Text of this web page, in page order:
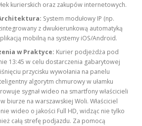
kurierskich oraz zakupów internetowych.
System modułowy IP (np.
z dwukierunkową automatyką
mobilną na systemy iOS/Android.
w Praktyce: Kurier podjeżdża pod
13:45 w celu dostarczenia gabarytowej
przycisku wywołania na panelu
algorytm chmurowy w ułamku
sygnał wideo na smartfony właścicieli
biurze na warszawskiej Woli. Właściciel
wideo o jakości Full HD, widząc nie tylko
całą strefę podjazdu. Za pomocą